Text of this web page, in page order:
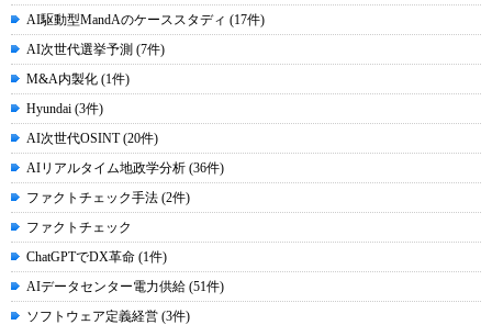
AI駆動型MandAのケーススタディ (17件)
AI次世代選挙予測 (7件)
M&A内製化 (1件)
Hyundai (3件)
AI次世代OSINT (20件)
AIリアルタイム地政学分析 (36件)
ファクトチェック手法 (2件)
ファクトチェック
ChatGPTでDX革命 (1件)
AIデータセンター電力供給 (51件)
ソフトウェア定義経営 (3件)